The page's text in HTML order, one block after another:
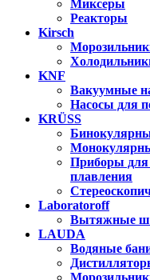
Миксеры
Реакторы
Kirsch
KNF
Вакуумные
Насосы для
KRÜSS
Приборы для
плавления
Laboratoroff
Вытяжные
LAUDA
Водяные